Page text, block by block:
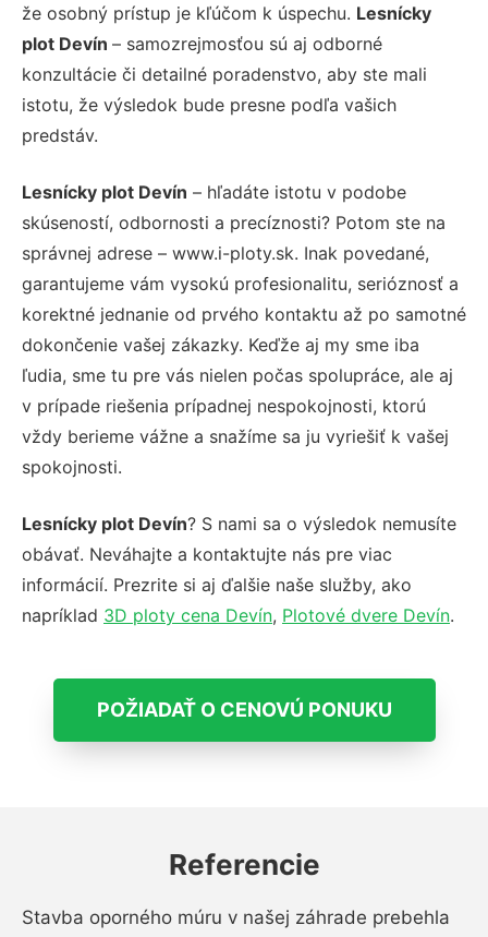
že osobný prístup je kľúčom k úspechu. Lesnícky
plot Devín – samozrejmosťou sú aj odborné
konzultácie či detailné poradenstvo, aby ste mali
istotu, že výsledok bude presne podľa vašich
predstáv.
Lesnícky plot Devín – hľadáte istotu v podobe
skúseností, odbornosti a precíznosti? Potom ste na
správnej adrese – www.i-ploty.sk. Inak povedané,
garantujeme vám vysokú profesionalitu, serióznosť a
korektné jednanie od prvého kontaktu až po samotné
dokončenie vašej zákazky. Keďže aj my sme iba
ľudia, sme tu pre vás nielen počas spolupráce, ale aj
v prípade riešenia prípadnej nespokojnosti, ktorú
vždy berieme vážne a snažíme sa ju vyriešiť k vašej
spokojnosti.
Lesnícky plot Devín? S nami sa o výsledok nemusíte
obávať. Neváhajte a kontaktujte nás pre viac
informácií. Prezrite si aj ďalšie naše služby, ako
napríklad 3D ploty cena Devín, Plotové dvere Devín.
POŽIADAŤ O CENOVÚ PONUKU
Referencie
Stavba oporného múru v našej záhrade prebehla